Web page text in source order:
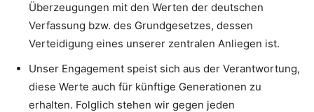
Überzeugungen mit den Werten der deutschen
Verfassung bzw. des Grundgesetzes, dessen
Verteidigung eines unserer zentralen Anliegen ist.
Unser Engagement speist sich aus der Verantwortung,
diese Werte auch für künftige Generationen zu
erhalten. Folglich stehen wir gegen jeden